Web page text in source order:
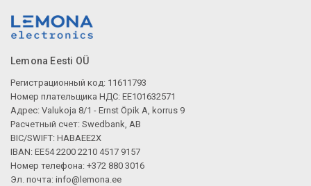
Описание искусственного интеллекта
Lemona Eesti OÜ
Регистрационный код: 11611793
Номер плательщика НДС: EE101632571
Адрес: Valukoja 8/1 - Ernst Öpik A, korrus 9
Расчетный счет: Swedbank, AB
BIC/SWIFT: HABAEE2X
IBAN: EE54 2200 2210 4517 9157
Номер телефона: +372 880 3016
Эл. почта: info@lemona.ee